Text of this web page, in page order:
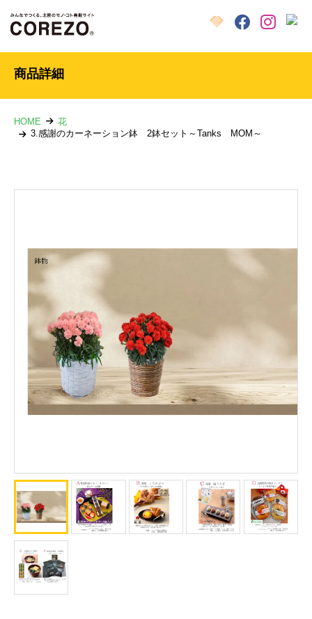
クラウドファンディング
FacebookInstagram
X
商品詳細
HOME
花
3.感謝のカーネーション鉢 2鉢セット～Tanks MOM～